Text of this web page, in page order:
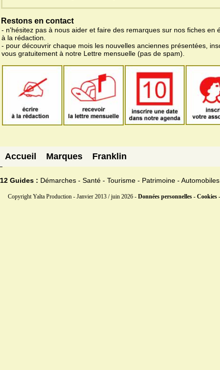
Restons en contact
- n'hésitez pas à nous aider et faire des remarques sur nos fiches en
à la rédaction.
- pour découvrir chaque mois les nouvelles anciennes présentées,
vous gratuitement à notre Lettre mensuelle (pas de spam).
Accueil Marques Franklin
12 Guides : Démarches - Santé - Tourisme - Patrimoine - Automobiles
Copyright Yalta Production - Janvier 2013 / juin 2026 - Données personnelles - Cookies